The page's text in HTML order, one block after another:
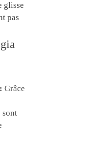
glisse
pas
Grâce
sont